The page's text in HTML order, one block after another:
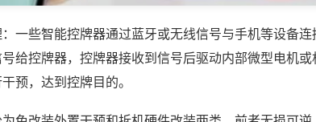
一些智能控牌器通过蓝牙或无线信号与手机等设备
给控牌器，控牌器接收到信号后驱动内部微型电机
预，达到控牌目的。